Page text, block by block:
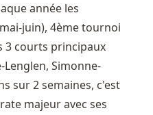
année les
juin), 4ème tournoi
3 courts principaux
Lenglen, Simonne-
sur 2 semaines, c'est
majeur avec ses